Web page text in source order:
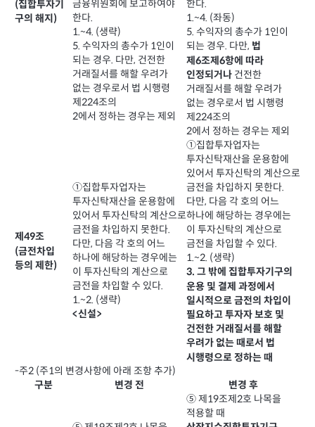
(집합투자기
구의 해지)
금융위원회에 보고하여야
한다.
1.~4. (생략)
5. 수익자의 총수가 1인이
되는 경우. 다만, 건전한
거래질서를 해할 우려가
없는 경우로서 법 시행령
제224조의
2에서 정하는 경우는 제외
한다.
1.~4. (좌동)
5. 수익자의 총수가 1인이
되는 경우. 다만, 법
제6조제6항에 따라
인정되거나 건전한
거래질서를 해할 우려가
없는 경우로서 법 시행령
제224조의
2에서 정하는 경우는 제외
제49조
(금전차입
등의 제한)
①집합투자업자는
투자신탁재산을 운용함에
있어서 투자신탁의 계산으로
금전을 차입하지 못한다.
다만, 다음 각 호의 어느
하나에 해당하는 경우에는
이 투자신탁의 계산으로
금전을 차입할 수 있다.
1.~2. (생략)
<신설>
①집합투자업자는
투자신탁재산을 운용함에
있어서 투자신탁의 계산으로
금전을 차입하지 못한다.
다만, 다음 각 호의 어느
하나에 해당하는 경우에는
이 투자신탁의 계산으로
금전을 차입할 수 있다.
1.~2. (생략)
3. 그 밖에 집합투자기구의
운용 및 결제 과정에서
일시적으로 금전의 차입이
필요하고 투자자 보호 및
건전한 거래질서를 해할
우려가 없는 때로서 법
시행령으로 정하는 때
-주2 (주1의 변경사항에 아래 조항 추가)
구분
변경 전 변경 후
⑤ 제19조제2호 나목을
적용할 때